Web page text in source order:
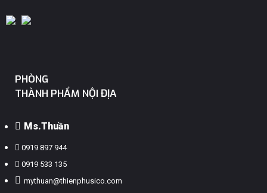
PHÒNG
THÀNH PHẨM NỘI ĐỊA
Ms.Thuần
0919 897 944
0919 533 135
mythuan@thienphusico.com